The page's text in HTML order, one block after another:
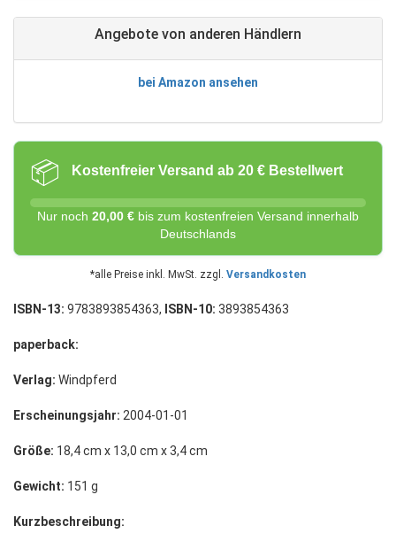
Angebote von anderen Händlern
bei Amazon ansehen
📦 Kostenfreier Versand ab 20 € Bestellwert
Nur noch 20,00 € bis zum kostenfreien Versand innerhalb
Deutschlands
*alle Preise inkl. MwSt. zzgl. Versandkosten
ISBN-13: 9783893854363, ISBN-10: 3893854363
paperback:
Verlag: Windpferd
Erscheinungsjahr: 2004-01-01
Größe: 18,4 cm x 13,0 cm x 3,4 cm
Gewicht: 151 g
Kurzbeschreibung: